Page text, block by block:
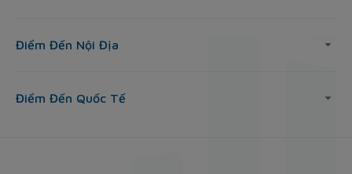
Điểm Đến Nội Địa
Điểm Đến Quốc Tế